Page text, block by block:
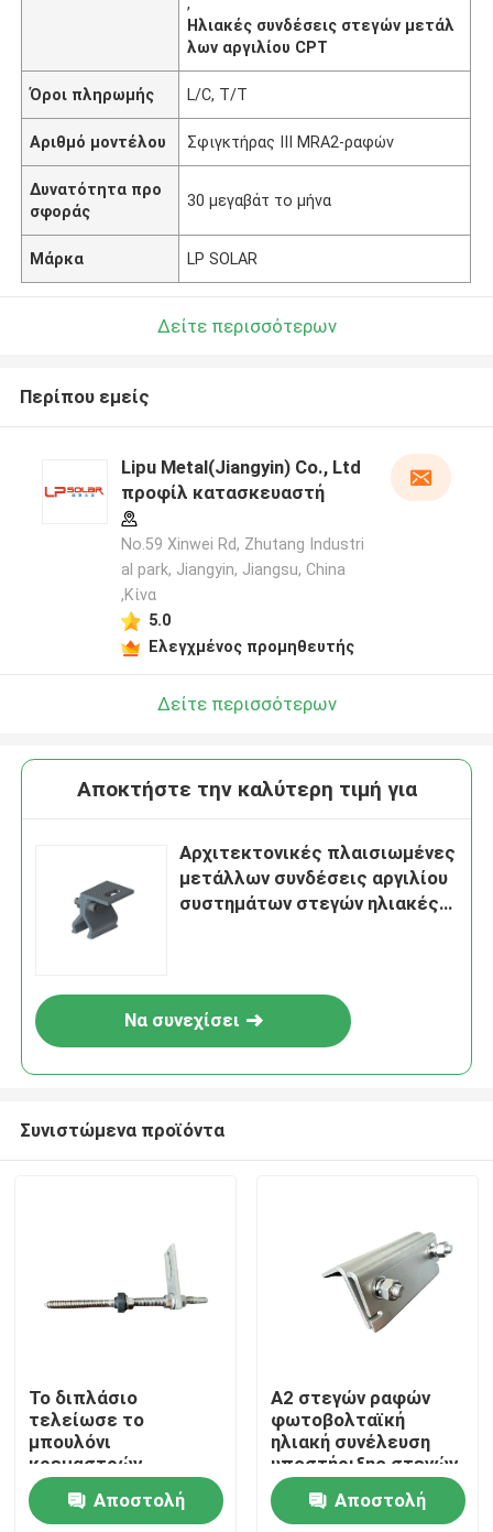
Σπίτι
Προϊόντα
Βίντεο
Ηλιακές συνδέσεις στεγών μετάλ
λων αργιλίου CPT
Όροι πληρωμής L/C, T/T
Αριθμό μοντέλου Σφιγκτήρας ΙΙΙ MRA2-ραφών
Δυνατότητα προ
σφοράς
30 μεγαβάτ το μήνα
Μάρκα LP SOLAR
Δείτε περισσότερων
Περίπου εμείς
Lipu Metal(Jiangyin) Co., Ltd
προφίλ κατασκευαστή
No.59 Xinwei Rd, Zhutang Industri
al park, Jiangyin, Jiangsu, China
,Κίνα
5.0
Ελεγχμένος προμηθευτής
Δείτε περισσότερων
Αποκτήστε την καλύτερη τιμή για
Αρχιτεκτονικές πλαισιωμένες
μετάλλων συνδέσεις αργιλίου
συστημάτων στεγών ηλιακές
Να συνεχίσει
Συνιστώμενα προϊόντα
Το διπλάσιο
τελείωσε το
μπουλόνι
κρεμαστρών
μπουλονιών με το
πιάτο ανοξείδωτου
Αποστολή
A2 στεγών ραφών
φωτοβολταϊκή
ηλιακή συνέλευση
υποστήριξης στεγών
PV ραφών
σφιγκτηρών μόνιμη
Αποστολή